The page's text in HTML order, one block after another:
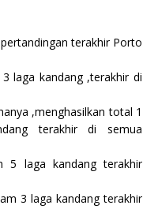
terakhir Porto
laga kandang ,terakhir di
,menghasilkan total 1
terakhir di semua
laga kandang terakhir
3 laga kandang terakhir